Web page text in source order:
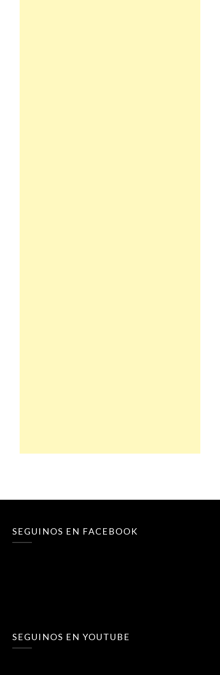
SEGUINOS EN FACEBOOK
SEGUINOS EN YOUTUBE